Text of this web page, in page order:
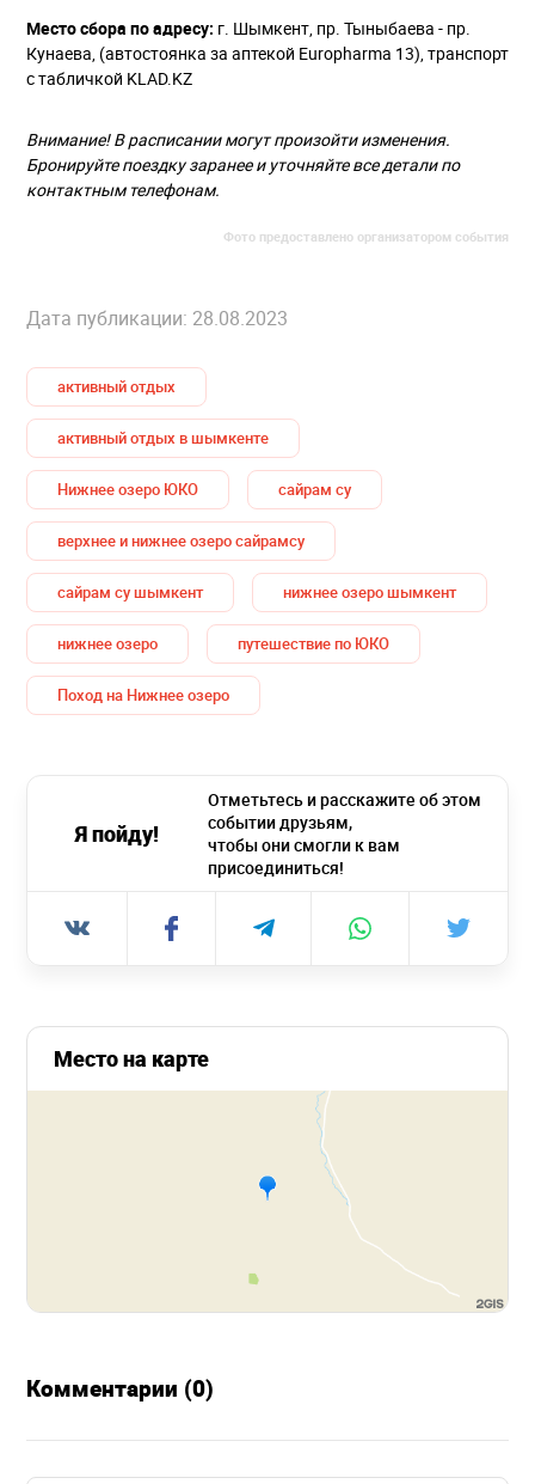
Место сбора по адресу: г. Шымкент, пр. Тыныбаева - пр.
Кунаева, (автостоянка за аптекой Europharma 13), транспорт
с табличкой KLAD.KZ
Внимание! В расписании могут произойти изменения.
Бронируйте поездку заранее и уточняйте все детали по
контактным телефонам.
Фото предоставлено организатором события
Дата публикации: 28.08.2023
активный отдых
активный отдых в шымкенте
Нижнее озеро ЮКО сайрам су
верхнее и нижнее озеро сайрамсу
сайрам су шымкент нижнее озеро шымкент
нижнее озеро путешествие по ЮКО
Поход на Нижнее озеро
Я пойду!
Отметьтесь и расскажите об этом
событии друзьям,
чтобы они смогли к вам
присоединиться!
Место на карте
Комментарии (0)